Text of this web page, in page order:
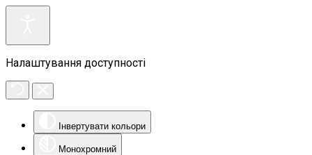
Налаштування доступності
Інвертувати кольори
Монохромний